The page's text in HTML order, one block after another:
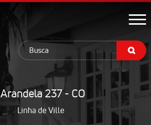
Arandela 237 - CO
Linha de Ville